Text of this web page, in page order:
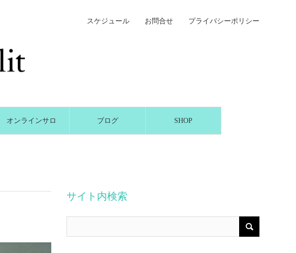
オンラインサロ ブログ SHOP
スケジュール お問合せ プライバシーポリシー
サイト内検索